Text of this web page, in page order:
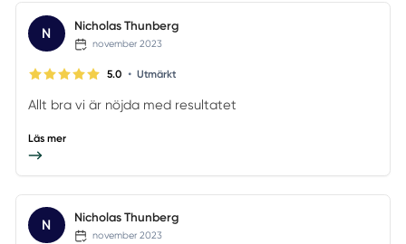
N Nicholas Thunberg
november 2023
5.0 • Utmärkt
Allt bra vi är nöjda med resultatet
Läs mer
N Nicholas Thunberg
november 2023